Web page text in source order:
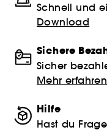
Schnell und
Download
Sichere
Sicher
Mehr erfahren
Hilfe
Hast du